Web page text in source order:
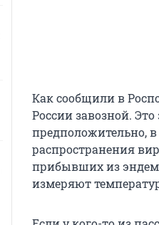
Как сообщили в
России завозной.
предположительно,
распространения
прибывших из
измеряют